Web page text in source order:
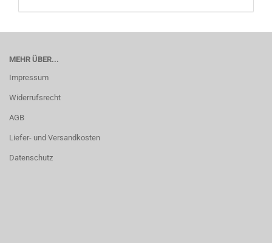
MEHR ÜBER...
Impressum
Widerrufsrecht
AGB
Liefer- und Versandkosten
Datenschutz